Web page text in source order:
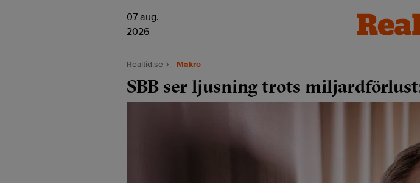
07 aug.
2026
Realtid.se Makro
SBB ser ljusning trots